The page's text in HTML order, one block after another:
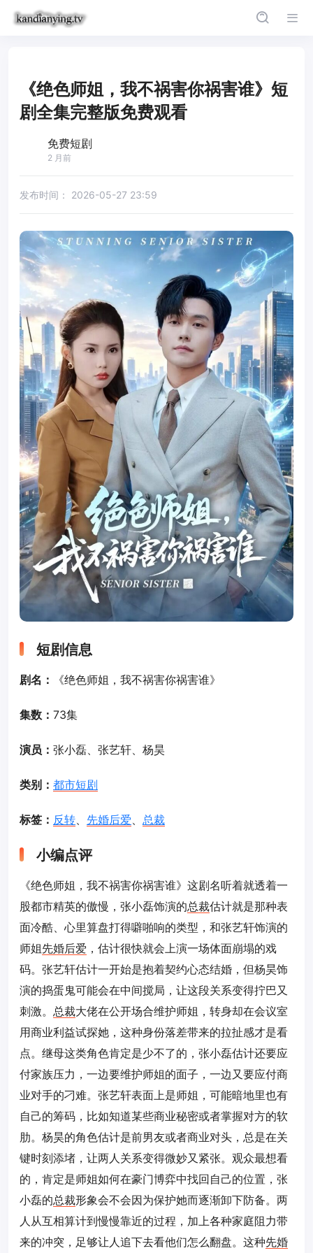
《绝色师姐，我不祸害你祸害谁》短
剧全集完整版免费观看
免费短剧
2 月前
发布时间： 2026-05-27 23:59
短剧信息
剧名： 《绝色师姐，我不祸害你祸害谁》
集数： 73集
演员： 张小磊、张艺轩、杨昊
类别： 都市短剧
标签： 反转、 先婚后爱、 总裁
小编点评
《绝色师姐，我不祸害你祸害谁》这剧名听着就透着一
股都市精英的傲慢，张小磊饰演的总裁估计就是那种表
面冷酷、心里算盘打得噼啪响的类型，和张艺轩饰演的
师姐先婚后爱 ，估计很快就会上演一场体面崩塌的戏
码。张艺轩估计一开始是抱着契约心态结婚，但杨昊饰
演的捣蛋鬼可能会在中间搅局，让这段关系变得拧巴又
刺激。 总裁大佬在公开场合维护师姐，转身却在会议室
用商业利益试探她，这种身份落差带来的拉扯感才是看
点。继母这类角色肯定是少不了的，张小磊估计还要应
付家族压力，一边要维护师姐的面子，一边又要应付商
业对手的刁难。张艺轩表面上是师姐，可能暗地里也有
自己的筹码，比如知道某些商业秘密或者掌握对方的软
肋。杨昊的角色估计是前男友或者商业对头，总是在关
键时刻添堵，让两人关系变得微妙又紧张。观众最想看
的，肯定是师姐如何在豪门博弈中找回自己的位置，张
小磊的总裁形象会不会因为保护她而逐渐卸下防备。两
人从互相算计到慢慢靠近的过程，加上各种家庭阻力带
来的冲突，足够让人追下去看他们怎么翻盘。这种先婚